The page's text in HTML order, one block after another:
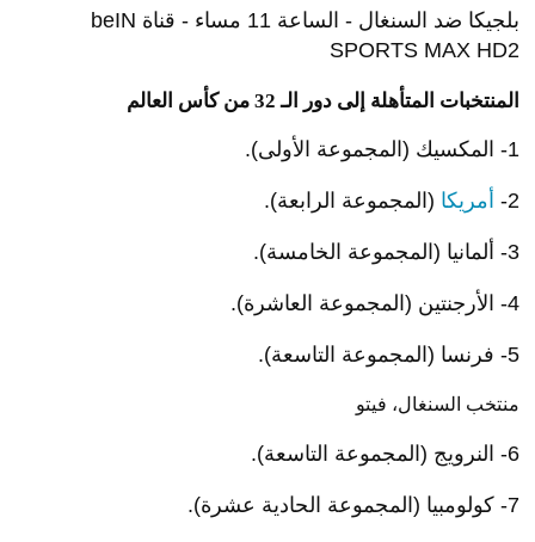
بلجيكا ضد السنغال - الساعة 11 مساء - قناة beIN
SPORTS MAX HD2
المنتخبات المتأهلة إلى دور الـ 32 من كأس العالم
1- المكسيك (المجموعة الأولى).
2- أمريكا (المجموعة الرابعة).
3- ألمانيا (المجموعة الخامسة).
4- الأرجنتين (المجموعة العاشرة).
5- فرنسا (المجموعة التاسعة).
منتخب السنغال، فيتو
6- النرويج (المجموعة التاسعة).
7- كولومبيا (المجموعة الحادية عشرة).